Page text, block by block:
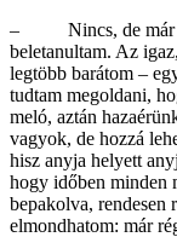
– Nincs, de már
beletanultam. Az
legtöbb barátom –
tudtam megoldani,
meló, aztán
vagyok, de hozzá
hisz anyja helyett
hogy időben minden
bepakolva, rendesen
elmondhatom: már